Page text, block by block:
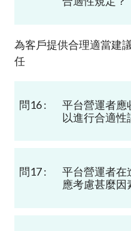
為客戶提供合理適當建
任
問16 :
平台營運者應
以進行合適性
問17 :
平台營運者在
應考慮甚麼因